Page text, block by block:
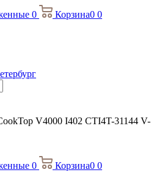
0 Корзина0 0
V4000 I402 CTI4T-31144 V-
0 Корзина0 0